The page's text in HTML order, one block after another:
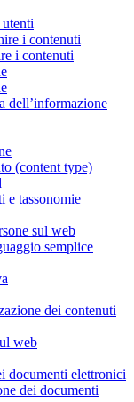
i contenuti
i contenuti
dell’informazione
(content type)
e tassonomie
sul web
semplice
dei contenuti
web
documenti elettronici
dei documenti